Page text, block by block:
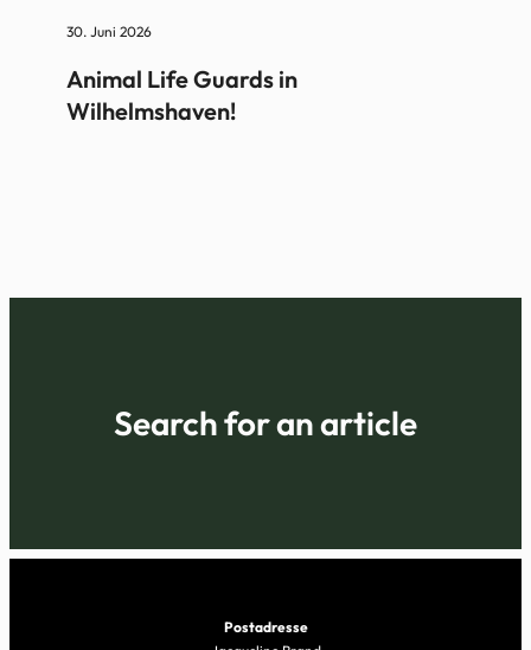
30. Juni 2026
Animal Life Guards in
Wilhelmshaven!
Search for an article
Postadresse